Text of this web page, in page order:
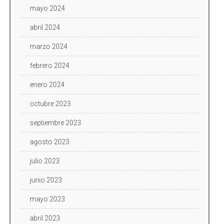
mayo 2024
abril 2024
marzo 2024
febrero 2024
enero 2024
octubre 2023
septiembre 2023
agosto 2023
julio 2023
junio 2023
mayo 2023
abril 2023